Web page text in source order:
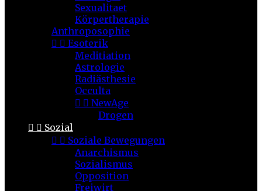
Sexualitaet
Körpertherapie
Anthroposophie
  Esoterik
Meditiation
Astrologie
Radiästhesie
Occulta
  NewAge
Drogen
  Sozial
  Soziale Bewegungen
Anarchismus
Sozialismus
Opposition
Freiwirt